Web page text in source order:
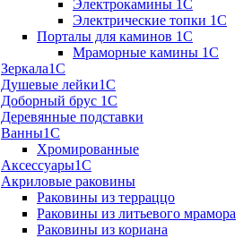
Электрокамины 1С
Электрические топки 1C
Порталы для каминов 1С
Мраморные камины 1C
Зеркала1С
Душевые лейки1С
Доборный брус 1С
Деревянные подставки
Ванны1С
Хромированные
Аксессуары1С
Акриловые раковины
Раковины из терраццо
Раковины из литьевого мрамора
Раковины из кориана